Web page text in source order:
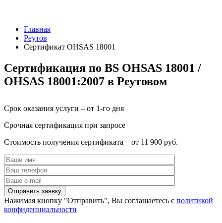
Главная
Реутов
Сертификат OHSAS 18001
Сертификация по BS OHSAS 18001 /
OHSAS 18001:2007 в Реутовом
Срок оказания услуги – от 1-го дня
Срочная сертификация при запросе
Стоимость получения сертификата – от 11 900 руб.
Нажимая кнопку "Отправить", Вы соглашаетесь с политикой
конфиденциальности